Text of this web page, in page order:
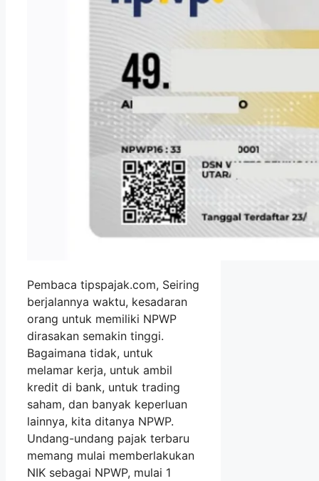
Pembaca tipspajak.com, Seiring
berjalannya waktu, kesadaran
orang untuk memiliki NPWP
dirasakan semakin tinggi.
Bagaimana tidak, untuk
melamar kerja, untuk ambil
kredit di bank, untuk trading
saham, dan banyak keperluan
lainnya, kita ditanya NPWP.
Undang-undang pajak terbaru
memang mulai memberlakukan
NIK sebagai NPWP, mulai 1